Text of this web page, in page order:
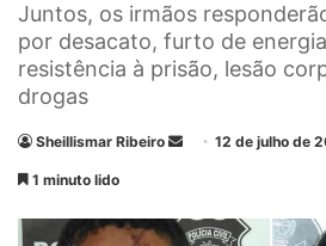
Juntos, os irmãos
por desacato, furto de
resistência à prisão, lesão
drogas
Sheillismar Ribeiro
d
12 de julho de
1 minuto lido